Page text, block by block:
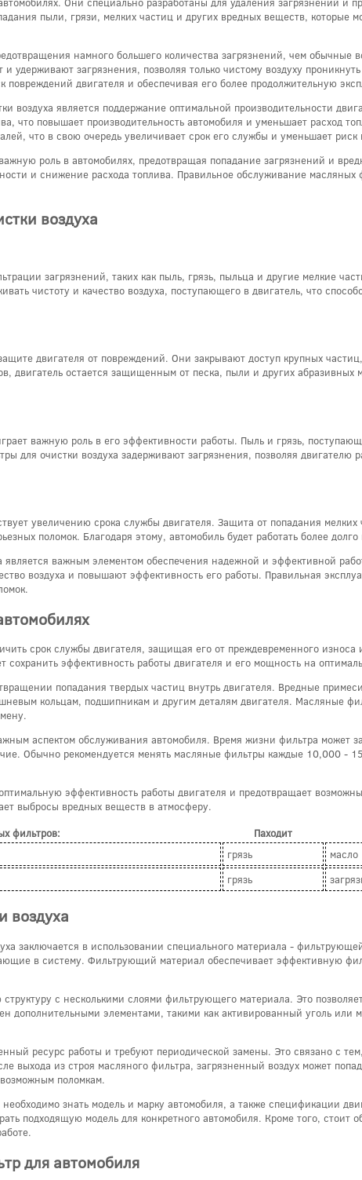
пыли, грязи, мелких частиц и других вредных веществ, которые
намного большего количества загрязнений, чем
удерживают загрязнения, позволяя только чистому воздуху
двигателя и обеспечивая его более продолжительную
воздуха является поддержание оптимальной производительности
что повышает производительность автомобиля и уменьшает расход
что в свою очередь увеличивает срок его службы и уменьшает
роль в автомобилях, предотвращая попадание загрязнений и
и снижение расхода топлива. Правильное обслуживание масляных
воздуха
загрязнений, таких как пыль, грязь, пыльца и другие мелкие
чистоту и качество воздуха, поступающего в двигатель, что
двигателя от повреждений. Они закрывают доступ крупных
двигатель остается защищенным от песка, пыли и других абразивных
важную роль в его эффективности работы. Пыль и грязь,
для очистки воздуха задерживают загрязнения, позволяя двигателю
увеличению срока службы двигателя. Защита от попадания мелких
поломок. Благодаря этому, автомобиль будет работать более
является важным элементом обеспечения надежной и эффективной
воздуха и повышают эффективность его работы. Правильная
срок службы двигателя, защищая его от преждевременного
эффективность работы двигателя и его мощность на
попадания твердых частиц внутрь двигателя. Вредные
кольцам, подшипникам и другим деталям двигателя. Масляные
аспектом обслуживания автомобиля. Время жизни фильтра может
Обычно рекомендуется менять масляные фильтры каждые 10,000 -
эффективность работы двигателя и предотвращает
выбросы вредных веществ в атмосферу.
фильтров:
Паходит
грязь масло
грязь
воздуха
заключается в использовании специального материала -
в систему. Фильтрующий материал обеспечивает эффективную
с несколькими слоями фильтрующего материала. Это
элементами, такими как активированный уголь или
ресурс работы и требуют периодической замены. Это связано с
выхода из строя масляного фильтра, загрязненный воздух может
поломкам.
знать модель и марку автомобиля, а также спецификации
подходящую модель для конкретного автомобиля. Кроме того, стоит
для автомобиля